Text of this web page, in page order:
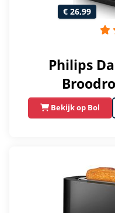
€ 26,99
Philips
Bekijk op Bol